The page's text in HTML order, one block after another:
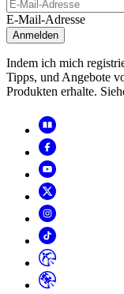
E-Mail-Adresse
Anmelden
Indem ich mich
Tipps, und Angebote
Produkten erhalte.